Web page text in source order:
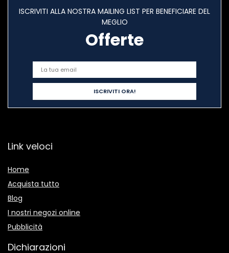
ISCRIVITI ALLA NOSTRA MAILING LIST PER BENEFICIARE DEL
MEGLIO
Offerte
Link veloci
Home
Acquista tutto
Blog
I nostri negozi online
Pubblicità
Dichiarazioni